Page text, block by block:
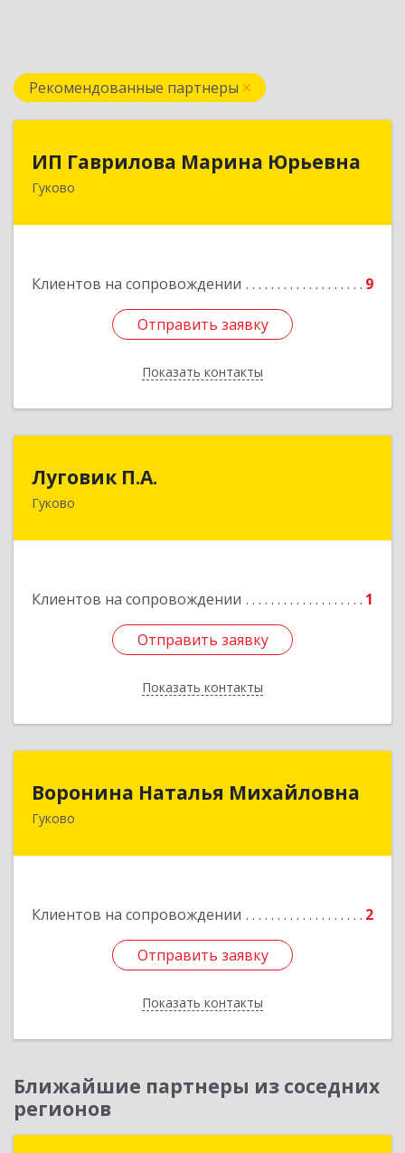
Рекомендованные партнеры
ИП Гаврилова Марина Юрьевна
Гуково
Клиентов на сопровождении 9
Отправить заявку
Показать контакты
Отправить заявку
Назад
Луговик П.А.
Гуково
Клиентов на сопровождении 1
Отправить заявку
Показать контакты
Отправить заявку
Назад
Воронина Наталья Михайловна
Гуково
Клиентов на сопровождении 2
Отправить заявку
Показать контакты
Воронина Наталья Михайловна
Отправить заявку
Назад
Ближайшие партнеры из соседних
регионов